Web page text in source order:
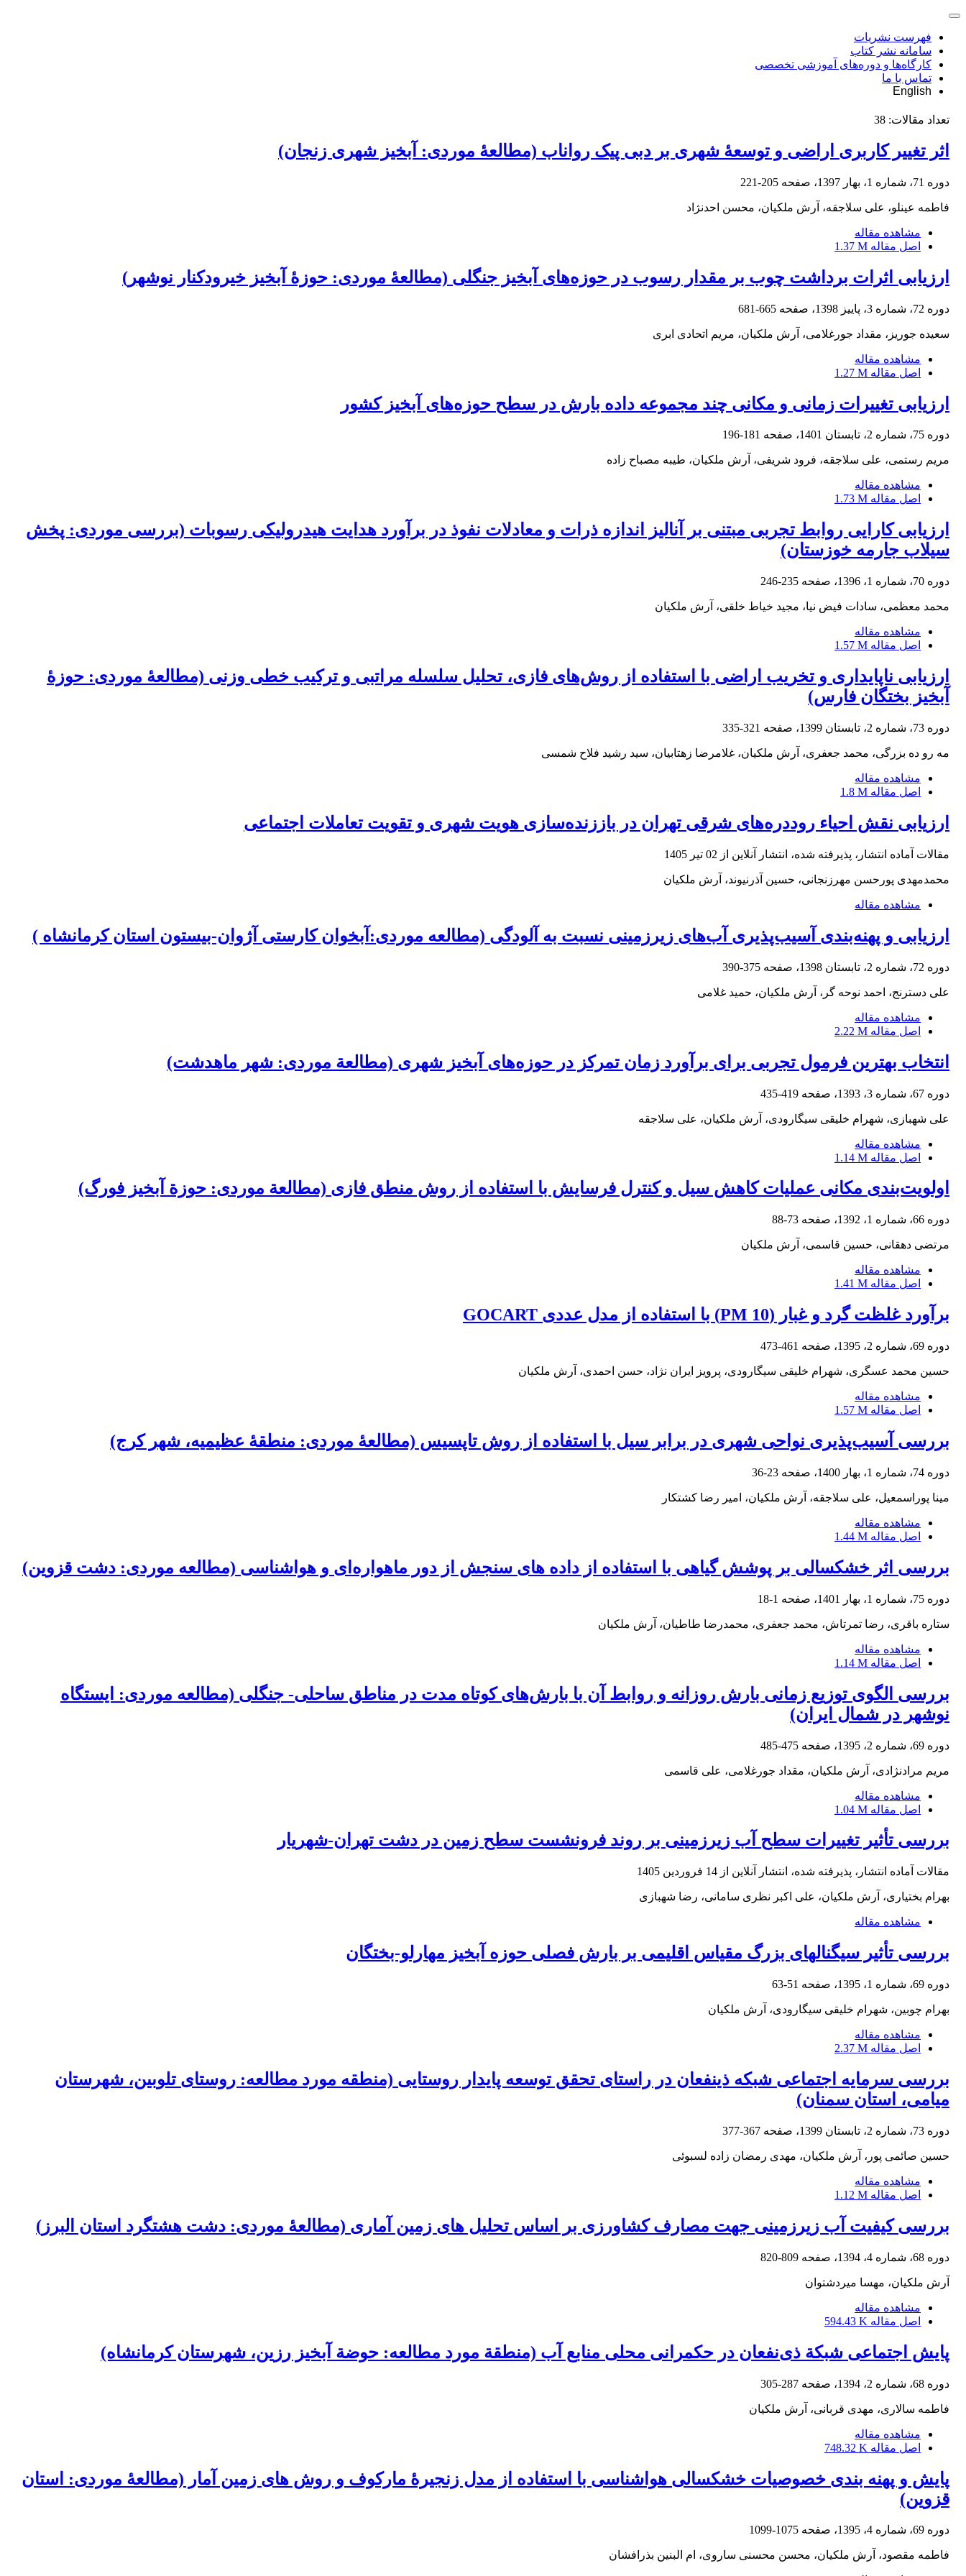
فهرست نشریات
سامانه نشر کتاب
کارگاه‌ها و دوره‌های آموزشی تخصصی
تماس با ما
English
تعداد مقالات: 38
اثر تغییر کاربری اراضی و توسعۀ شهری بر دبی پیک رواناب (مطالعۀ موردی: آبخیز شهری زنجان)
دوره 71، شماره 1، بهار 1397، صفحه 205-221
فاطمه عینلو، علی سلاجقه، آرش ملکیان، محسن احدنژاد
مشاهده مقاله
اصل مقاله 1.37 M
ارزیابی اثرات برداشت چوب بر مقدار رسوب در حوزه‌های آبخیز جنگلی (مطالعۀ موردی: حوزۀ آبخیز خیرودکنار نوشهر)
دوره 72، شماره 3، پاییز 1398، صفحه 665-681
سعیده جوریز، مقداد جورغلامی، آرش ملکیان، مریم اتحادی ابری
مشاهده مقاله
اصل مقاله 1.27 M
ارزیابی تغییرات زمانی و مکانی چند مجموعه داده بارش در سطح حوزه‌های آبخیز کشور
دوره 75، شماره 2، تابستان 1401، صفحه 181-196
مریم رستمی، علی سلاجقه، فرود شریفی، آرش ملکیان، طیبه مصباح زاده
مشاهده مقاله
اصل مقاله 1.73 M
ارزیابی کارایی روابط تجربی مبتنی بر آنالیز اندازه ذرات و معادلات نفوذ در برآورد هدایت هیدرولیکی رسوبات (بررسی موردی: پخش
سیلاب جارمه خوزستان)
دوره 70، شماره 1، 1396، صفحه 235-246
محمد معظمی، سادات فیض نیا، مجید خیاط خلقی، آرش ملکیان
مشاهده مقاله
اصل مقاله 1.57 M
ارزیابی ناپایداری و تخریب اراضی با استفاده از روش‌های فازی، تحلیل سلسله مراتبی و ترکیب خطی وزنی (مطالعۀ موردی: حوزۀ
آبخیز بختگان فارس)
دوره 73، شماره 2، تابستان 1399، صفحه 321-335
مه رو ده بزرگی، محمد جعفری، آرش ملکیان، غلامرضا زهتابیان، سید رشید فلاح شمسی
مشاهده مقاله
اصل مقاله 1.8 M
ارزیابی نقش احیاء روددره‌های شرقی تهران در باززنده‌سازی هویت شهری و تقویت تعاملات اجتماعی
مقالات آماده انتشار، پذیرفته شده، انتشار آنلاین از 02 تیر 1405
محمدمهدی پورحسن مهرزنجانی، حسین آذرنیوند، آرش ملکیان
مشاهده مقاله
ارزیابی و پهنه‌بندی آسیب‌پذیری آب‌های زیرزمینی نسبت به آلودگی (مطالعه موردی:آبخوان کارستی آژوان-بیستون استان کرمانشاه )
دوره 72، شماره 2، تابستان 1398، صفحه 375-390
علی دسترنج، احمد نوحه گر، آرش ملکیان، حمید غلامی
مشاهده مقاله
اصل مقاله 2.22 M
انتخاب بهترین فرمول تجربی برای برآورد زمان تمرکز در حوزه‌های آبخیز شهری (مطالعة موردی: شهر ماهدشت)
دوره 67، شماره 3، 1393، صفحه 419-435
علی شهبازی، شهرام خلیقی سیگارودی، آرش ملکیان، علی سلاجقه
مشاهده مقاله
اصل مقاله 1.14 M
اولویت‌بندی مکانی عملیات کاهش سیل و کنترل فرسایش با استفاده از روش منطق فازی (مطالعة موردی: حوزة آبخیز فورگ)
دوره 66، شماره 1، 1392، صفحه 73-88
مرتضی دهقانی، حسین قاسمی، آرش ملکیان
مشاهده مقاله
اصل مقاله 1.41 M
برآورد غلظت گرد و غبار (PM 10) با استفاده از مدل عددی GOCART
دوره 69، شماره 2، 1395، صفحه 461-473
حسین محمد عسگری، شهرام خلیقی سیگارودی، پرویز ایران نژاد، حسن احمدی، آرش ملکیان
مشاهده مقاله
اصل مقاله 1.57 M
بررسی آسیب‌پذیری نواحی شهری در برابر سیل با استفاده از روش تاپسیس (مطالعۀ موردی: منطقۀ عظیمیه، شهر کرج)
دوره 74، شماره 1، بهار 1400، صفحه 23-36
مینا پوراسمعیل، علی سلاجقه، آرش ملکیان، امیر رضا کشتکار
مشاهده مقاله
اصل مقاله 1.44 M
بررسی اثر خشکسالی بر پوشش گیاهی با استفاده از داده های سنجش از دور ماهواره‌ای و هواشناسی (مطالعه موردی: دشت قزوین)
دوره 75، شماره 1، بهار 1401، صفحه 1-18
ستاره باقری، رضا تمرتاش، محمد جعفری، محمدرضا طاطیان، آرش ملکیان
مشاهده مقاله
اصل مقاله 1.14 M
بررسی الگوی توزیع زمانی بارش روزانه و روابط آن با بارش‌های کوتاه مدت در مناطق ساحلی- جنگلی (مطالعه موردی: ایستگاه
نوشهر در شمال ایران)
دوره 69، شماره 2، 1395، صفحه 475-485
مریم مرادنژادی، آرش ملکیان، مقداد جورغلامی، علی قاسمی
مشاهده مقاله
اصل مقاله 1.04 M
بررسی تأثیر تغییرات سطح آب زیرزمینی بر روند فرونشست سطح زمین در دشت تهران-شهریار
مقالات آماده انتشار، پذیرفته شده، انتشار آنلاین از 14 فروردین 1405
بهرام بختیاری، آرش ملکیان، علی اکبر نظری سامانی، رضا شهبازی
مشاهده مقاله
بررسی تأثیر سیگنال‎های بزرگ مقیاس اقلیمی بر بارش فصلی حوزه آبخیز مهارلو-بختگان
دوره 69، شماره 1، 1395، صفحه 51-63
بهرام چوبین، شهرام خلیقی سیگارودی، آرش ملکیان
مشاهده مقاله
اصل مقاله 2.37 M
بررسی سرمایه اجتماعی شبکه ذینفعان در راستای تحقق توسعه پایدار روستایی (منطقه مورد مطالعه: روستای تلوبین، شهرستان
میامی، استان سمنان)
دوره 73، شماره 2، تابستان 1399، صفحه 367-377
حسین صائمی پور، آرش ملکیان، مهدی رمضان زاده لسبوئی
مشاهده مقاله
اصل مقاله 1.12 M
بررسی کیفیت آب زیرزمینی جهت مصارف کشاورزی بر اساس تحلیل های زمین آماری (مطالعۀ موردی: دشت هشتگرد استان البرز)
دوره 68، شماره 4، 1394، صفحه 809-820
آرش ملکیان، مهسا میردشتوان
مشاهده مقاله
اصل مقاله 594.43 K
پایش اجتماعی شبکة ذی‌نفعان در حکمرانی محلی منابع آب (منطقة مورد مطالعه: حوضة آبخیز رزین، شهرستان کرمانشاه)
دوره 68، شماره 2، 1394، صفحه 287-305
فاطمه سالاری، مهدی قربانی، آرش ملکیان
مشاهده مقاله
اصل مقاله 748.32 K
پایش و پهنه بندی خصوصیات خشکسالی هواشناسی با استفاده از مدل زنجیرۀ مارکوف و روش های زمین آمار (مطالعۀ موردی: استان
قزوین)
دوره 69، شماره 4، 1395، صفحه 1075-1099
فاطمه مقصود، آرش ملکیان، محسن محسنی ساروی، ام البنین بذرافشان